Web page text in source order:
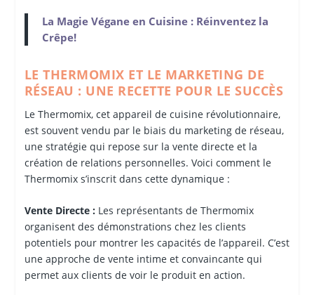
La Magie Végane en Cuisine : Réinventez la
Crêpe!
LE THERMOMIX ET LE MARKETING DE
RÉSEAU : UNE RECETTE POUR LE SUCCÈS
Le Thermomix, cet appareil de cuisine révolutionnaire,
est souvent vendu par le biais du marketing de réseau,
une stratégie qui repose sur la vente directe et la
création de relations personnelles. Voici comment le
Thermomix s’inscrit dans cette dynamique :
Vente Directe :Les représentants de Thermomix
organisent des démonstrations chez les clients
potentiels pour montrer les capacités de l’appareil. C’est
une approche de vente intime et convaincante qui
permet aux clients de voir le produit en action.